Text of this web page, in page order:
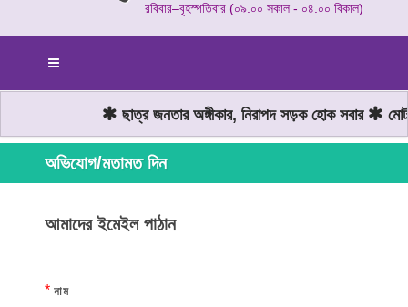
রবিবার–বৃহস্পতিবার (০৯.০০ সকাল - ০৪.০০ বিকাল)
ছাত্র জনতার অঙ্গীকার, নিরাপদ সড়ক হোক সবার
অভিযোগ/মতামত দিন
আমাদের ইমেইল পাঠান
* নাম